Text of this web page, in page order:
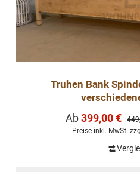
Truhen Bank
Verkaufspreis:
Ab399,00 €
Preise inkl. MwSt.